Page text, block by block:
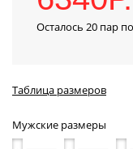
Осталось 20 пар
Таблица размеров
Мужские размеры